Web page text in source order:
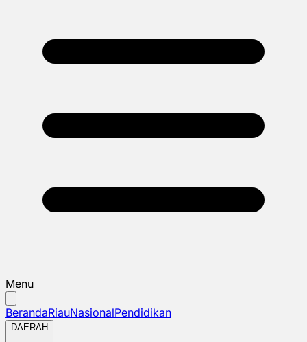
Menu
BerandaRiauNasionalPendidikan
DAERAH